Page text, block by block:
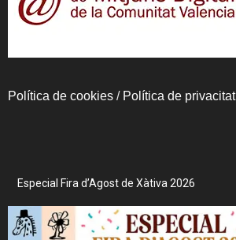
Política de cookies / Política de privacitat
Especial Fira d’Agost de Xàtiva 2026